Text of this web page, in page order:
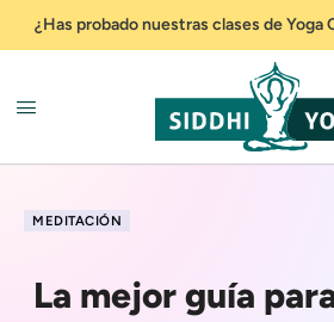
¿Has probado nuestras clases de Yoga
MEDITACIÓN
La mejor guía